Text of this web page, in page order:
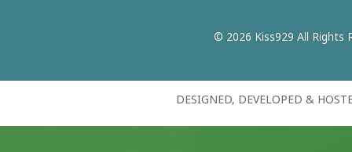
© 2026 Kiss929 All Rights
DESIGNED, DEVELOPED &